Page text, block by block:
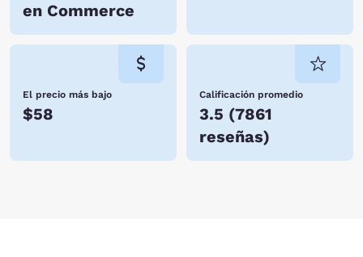
en Commerce
El precio más bajo
$58
Calificación promedio
3.5 (7861
reseñas)